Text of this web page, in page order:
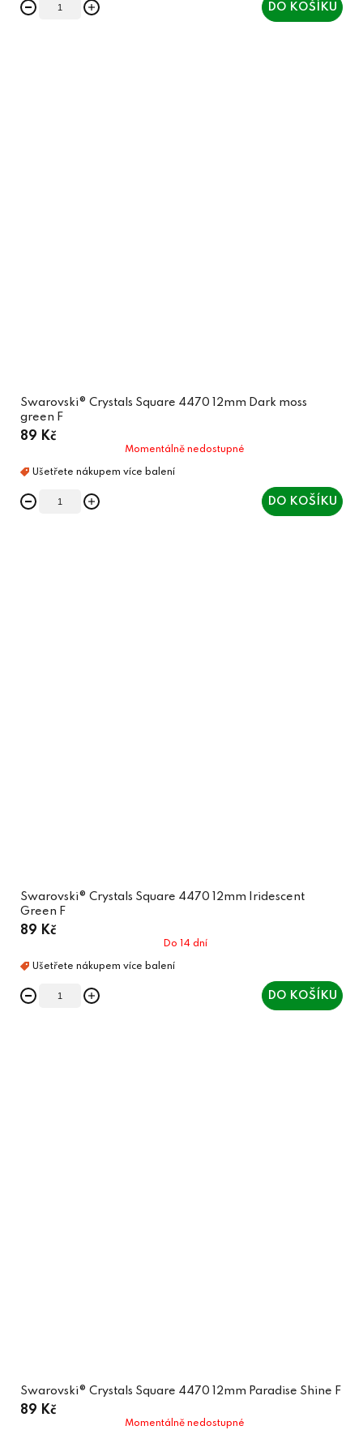
DO KOŠÍKU
Swarovski® Crystals Square 4470 12mm Dark moss
green F
89 Kč
Momentálně nedostupné
DO KOŠÍKU
Swarovski® Crystals Square 4470 12mm Iridescent
Green F
89 Kč
Do 14 dní
DO KOŠÍKU
Swarovski® Crystals Square 4470 12mm Paradise Shine F
89 Kč
Momentálně nedostupné